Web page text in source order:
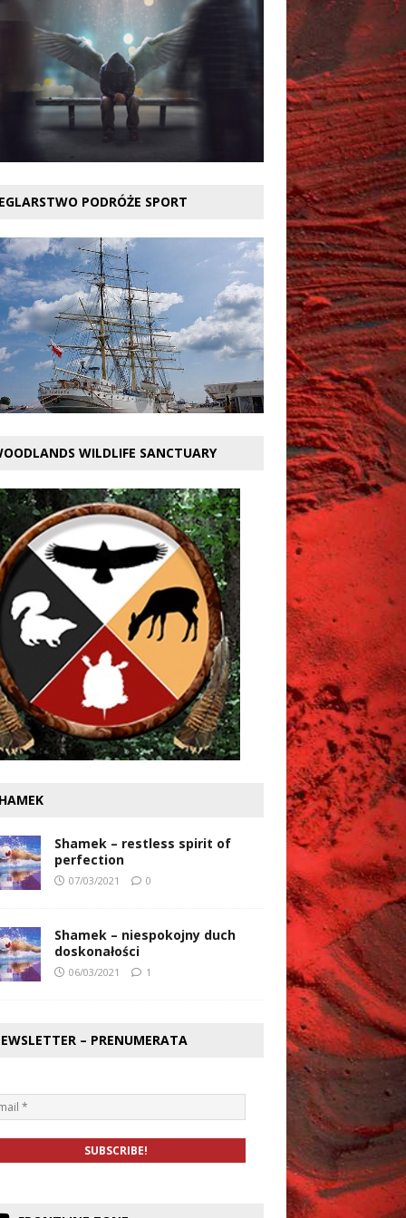
PODRÓŻE SPORT
WILDLIFE SANCTUARY
Shamek – restless spirit of
perfection
07/03/2021 0
Shamek – niespokojny duch
doskonałości
06/03/2021 1
– PRENUMERATA